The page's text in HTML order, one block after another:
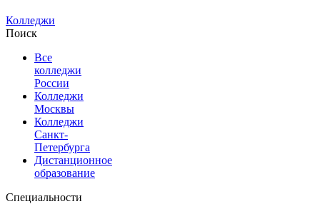
Колледжи
Поиск
Все
колледжи
России
Колледжи
Москвы
Колледжи
Санкт-
Петербурга
Дистанционное
образование
Специальности